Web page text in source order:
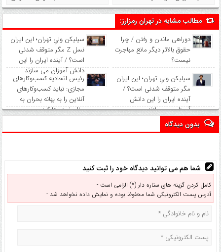
مطالب مشابه در تهران رمزارز:
دوراهی ماندن و رفتن / چرا
حقوق بالاتر دیگر مانع مهاجرت
نیست؟
سیلیکن ولیِ تهران؛ این ایران
نسل Z مگر متوقف شدنی
است؟ / آینده ایران را این
دانش آموزان می سازند
سیلیکن ولیِ تهران؛ این ایران
مگر متوقف شدنی است؟ /
آینده ایران را این دانش
آموزان می سازند
رئیس اتحادیه کسب‌وکارهای
مجازی: نباید کسب‌وکارهای
آنلاین را به بهانه بحران به
حال خود رها کرد
بدون دیدگاه
شما هم می توانید دیدگاه خود را ثبت کنید
کامل کردن گزینه های ستاره دار (*) الزامی است -
آدرس پست الکترونیکی شما محفوظ بوده و نمایش داده نخواهد شد -